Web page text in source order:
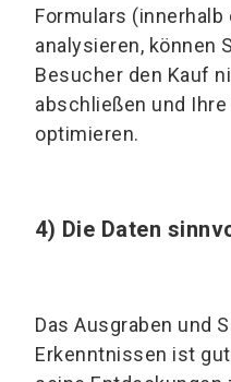
Formulars
analysieren, können
Besucher den Kauf
abschließen und
optimieren.
4) Die Daten
Das Ausgraben und
Erkenntnissen ist